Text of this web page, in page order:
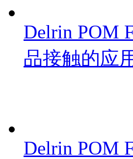
Delrin POM
品接触的应
Delrin POM